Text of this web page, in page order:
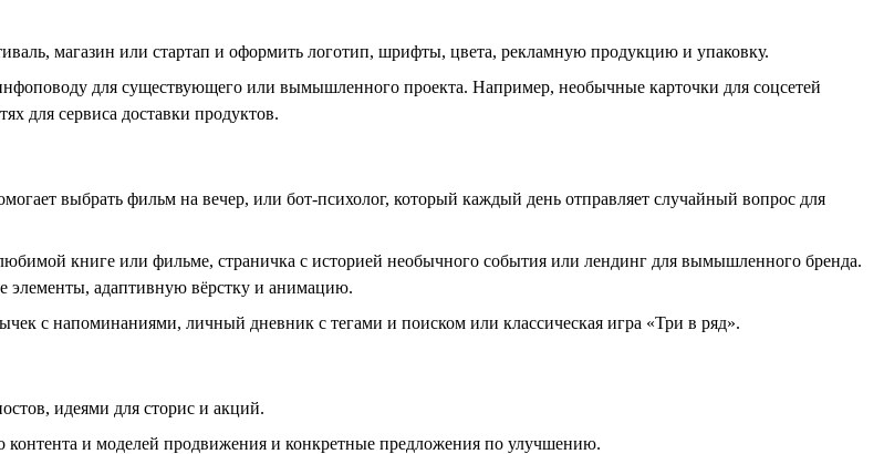
магазин или стартап и оформить логотип, шрифты, цвета, рекламную продукцию и упаковку.
для существующего или вымышленного проекта. Например, необычные карточки для соцсетей
для сервиса доставки продуктов.
выбрать фильм на вечер, или бот-психолог, который каждый день отправляет случайный вопрос для
книге или фильме, страничка с историей необычного события или лендинг для вымышленного бренда.
элементы, адаптивную вёрстку и анимацию.
с напоминаниями, личный дневник с тегами и поиском или классическая игра «Три в ряд».
идеями для сторис и акций.
контента и моделей продвижения и конкретные предложения по улучшению.